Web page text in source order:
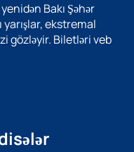
Bakı Şəhər
yarışlar, ekstremal
gözləyir. Biletləri veb